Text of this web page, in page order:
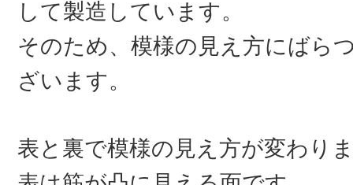
して製造しています。
そのため、模様の見え方にばら
ざいます。
表と裏で模様の見え方が変わり